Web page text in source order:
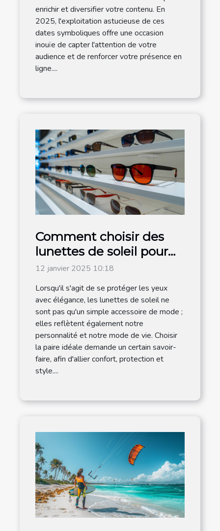
enrichir et diversifier votre contenu. En
2025, l'exploitation astucieuse de ces
dates symboliques offre une occasion
inouïe de capter l'attention de votre
audience et de renforcer votre présence en
ligne....
Comment choisir des
lunettes de soleil pour
hommes adaptées à
chaque style de vie
12 janvier 2025 10:18
Lorsqu'il s'agit de se protéger les yeux
avec élégance, les lunettes de soleil ne
sont pas qu'un simple accessoire de mode ;
elles reflètent également notre
personnalité et notre mode de vie. Choisir
la paire idéale demande un certain savoir-
faire, afin d'allier confort, protection et
style....